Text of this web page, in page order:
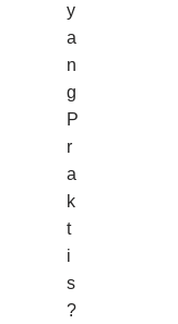
y
a
n
g
P
r
a
k
t
i
s
?